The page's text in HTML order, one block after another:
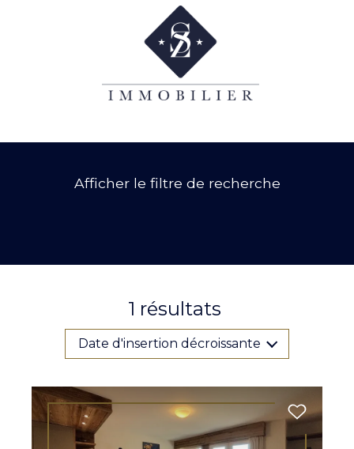
Afficher le filtre de recherche
1 résultats
Date d'insertion décroissante